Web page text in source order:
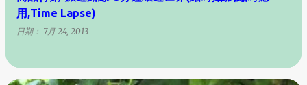
用,Time Lapse)
日期： 7月 24, 2013